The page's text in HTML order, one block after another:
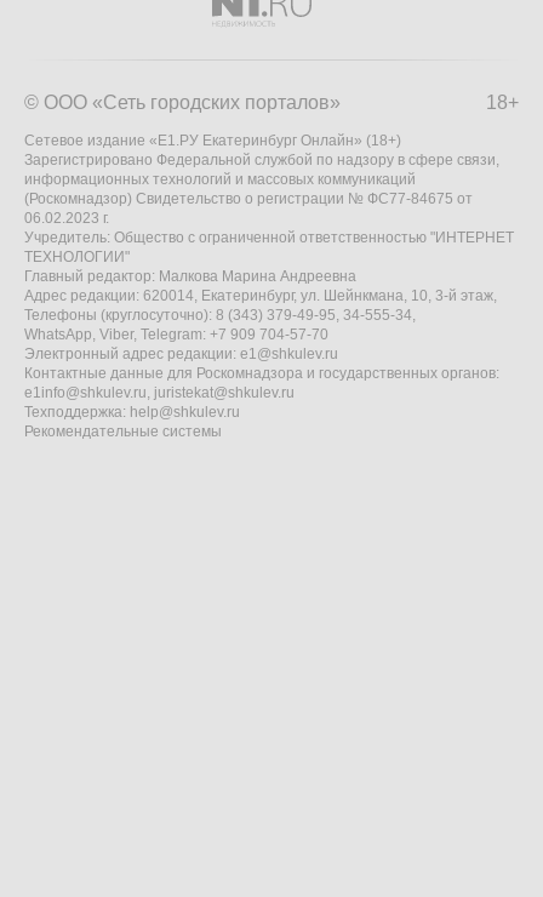
18+
© ООО «Сеть городских порталов»
Сетевое издание «Е1.РУ Екатеринбург Онлайн» (18+)
Зарегистрировано Федеральной службой по надзору в сфере связи,
информационных технологий и массовых коммуникаций
(Роскомнадзор) Свидетельство о регистрации № ФС77-84675 от
06.02.2023 г.
Учредитель: Общество с ограниченной ответственностью "ИНТЕРНЕТ
ТЕХНОЛОГИИ"
Главный редактор: Малкова Марина Андреевна
Адрес редакции: 620014, Екатеринбург, ул. Шейнкмана, 10, 3-й этаж,
Телефоны (круглосуточно): 8 (343) 379-49-95, 34-555-34,
WhatsApp, Viber, Telegram: +7 909 704-57-70
Электронный адрес редакции: e1@shkulev.ru
Контактные данные для Роскомнадзора и государственных органов:
e1info@shkulev.ru, juristekat@shkulev.ru
Техподдержка: help@shkulev.ru
Рекомендательные системы